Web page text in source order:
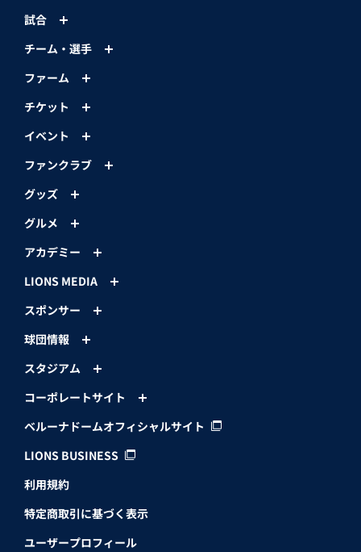
試合
チーム・選手
ファーム
チケット
イベント
ファンクラブ
グッズ
グルメ
アカデミー
LIONS MEDIA
スポンサー
球団情報
スタジアム
コーポレートサイト
ベルーナドームオフィシャルサイト
LIONS BUSINESS
利用規約
特定商取引に基づく表示
ユーザープロフィール